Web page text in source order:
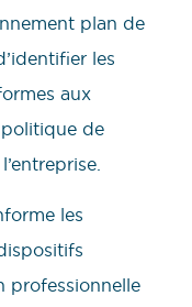
plan de
les
aux
de
les
professionnelle